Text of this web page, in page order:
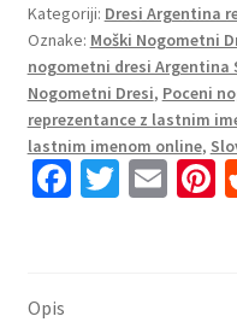
SP
2022
Kratek
Rokav
+
Kratke
hlače
Kategoriji: Dresi Argentina
Oznake: Moški Nogometni
nogometni dresi Argentina
Nogometni Dresi, Poceni
reprezentance z lastnim
lastnim imenom online,
Fa T E
Opis